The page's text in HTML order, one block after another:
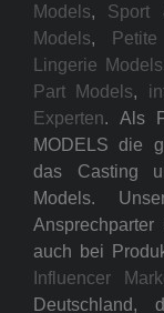
Models, Sport
Models,
Lingerie Models
Part Models,
Experten. Als
MODELS die
das Casting
Models.
auch bei
Influencer
Deutschland,